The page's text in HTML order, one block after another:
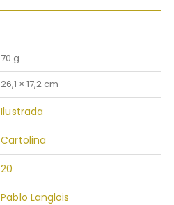
70 g
26,1 × 17,2 cm
Ilustrada
Cartolina
20
Pablo Langlois